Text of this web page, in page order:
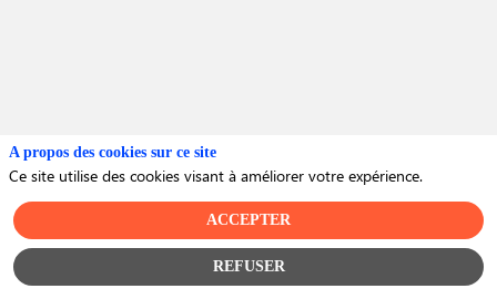
A propos des cookies sur ce site
Ce site utilise des cookies visant à améliorer votre expérience.
ACCEPTER
REFUSER